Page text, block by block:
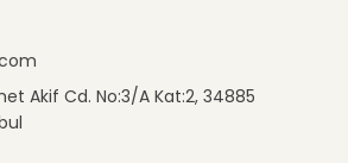
Akif Cd. No:3/A Kat:2, 34885